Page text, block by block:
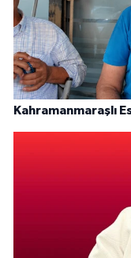
Kahramanmaraşlı